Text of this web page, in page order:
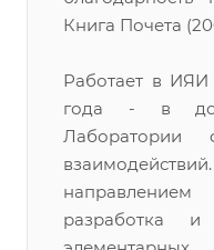
Книга Почета
Работает в ИЯИ
года - в
Лаборатории
направлением
разработка и